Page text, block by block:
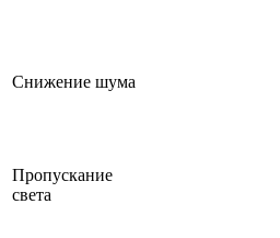
Снижение шума
Пропускание
света